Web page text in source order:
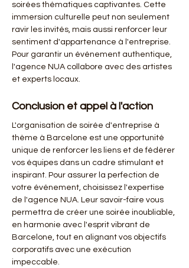
soirées thématiques captivantes. Cette
immersion culturelle peut non seulement
ravir les invités, mais aussi renforcer leur
sentiment d'appartenance à l'entreprise.
Pour garantir un événement authentique,
l'agence NUA collabore avec des artistes
et experts locaux.
Conclusion et appel à l'action
L'organisation de soirée d'entreprise à
thème à Barcelone est une opportunité
unique de renforcer les liens et de fédérer
vos équipes dans un cadre stimulant et
inspirant. Pour assurer la perfection de
votre événement, choisissez l'expertise
de l'agence NUA. Leur savoir-faire vous
permettra de créer une soirée inoubliable,
en harmonie avec l'esprit vibrant de
Barcelone, tout en alignant vos objectifs
corporatifs avec une exécution
impeccable.